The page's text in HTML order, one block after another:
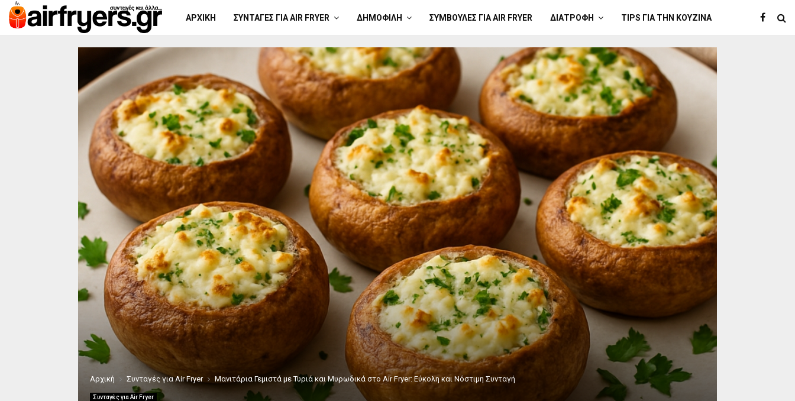
ΑΡΧΙΚΉ ΣΥΝΤΑΓΈΣ ΓΙΑ AIR FRYER ΔΗΜΟΦΙΛΉ ΣΥΜΒΟΥΛΈΣ ΓΙΑ AIR FRYER ΔΙΑΤΡΟΦΉ TIPS ΓΙΑ ΤΗΝ ΚΟΥΖΊΝΑ
Αρχική Συνταγές για Air Fryer Μανιτάρια Γεμιστά με Τυριά και Μυρωδικά στο Air Fryer: Εύκολη και Νόστιμη Συνταγή
Συνταγές για Air Fryer